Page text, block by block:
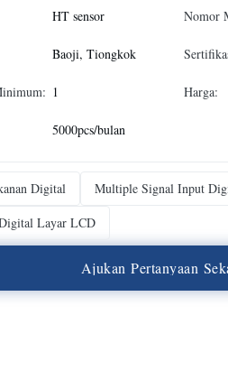
HT sensor Nomor
Baoji, Tiongkok
1 Harga:
5000pcs/bulan
Digital
Multiple Signal Input
Layar LCD
Ajukan Pertanyaan Sek